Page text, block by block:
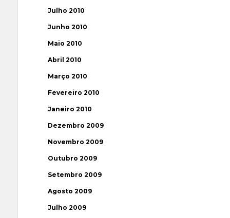
Julho 2010
Junho 2010
Maio 2010
Abril 2010
Março 2010
Fevereiro 2010
Janeiro 2010
Dezembro 2009
Novembro 2009
Outubro 2009
Setembro 2009
Agosto 2009
Julho 2009